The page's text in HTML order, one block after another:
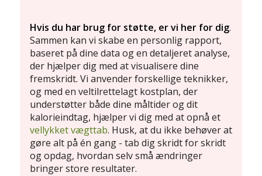
Hvis du har brug for støtte, er vi her for dig.
Sammen kan vi skabe en personlig rapport,
baseret på dine data og en detaljeret analyse,
der hjælper dig med at visualisere dine
fremskridt. Vi anvender forskellige teknikker,
og med en veltilrettelagt kostplan, der
understøtter både dine måltider og dit
kalorieindtag, hjælper vi dig med at opnå et
vellykket vægttab. Husk, at du ikke behøver at
gøre alt på én gang - tab dig skridt for skridt
og opdag, hvordan selv små ændringer
bringer store resultater.